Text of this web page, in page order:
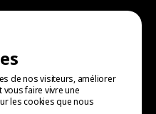
de nos visiteurs, améliorer
faire vivre une
les cookies que nous